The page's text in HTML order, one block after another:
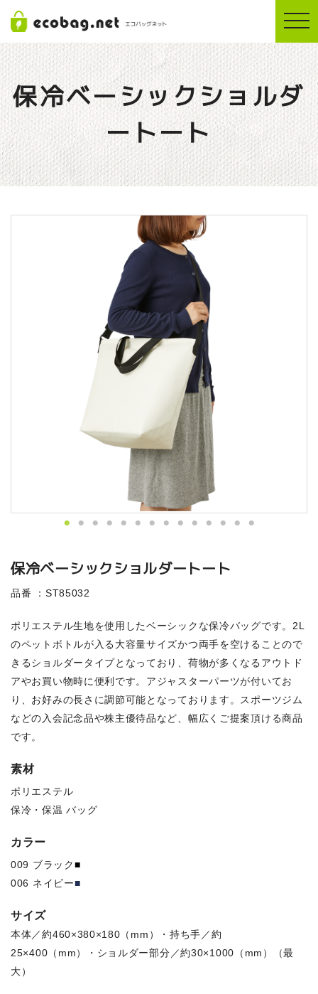
保冷ベーシックショルダ
ートート
保冷ベーシックショルダートート
品番 ：ST85032
ポリエステル生地を使用したベーシックな保冷バッグです。2L
のペットボトルが入る大容量サイズかつ両手を空けることので
きるショルダータイプとなっており、荷物が多くなるアウトド
アやお買い物時に便利です。アジャスターパーツが付いてお
り、お好みの長さに調節可能となっております。スポーツジム
などの入会記念品や株主優待品など、幅広くご提案頂ける商品
です。
素材
ポリエステル
保冷・保温 バッグ
カラー
009 ブラック■
006 ネイビー■
サイズ
本体／約460×380×180（mm）・持ち手／約
25×400（mm）・ショルダー部分／約30×1000（mm）（最
大）